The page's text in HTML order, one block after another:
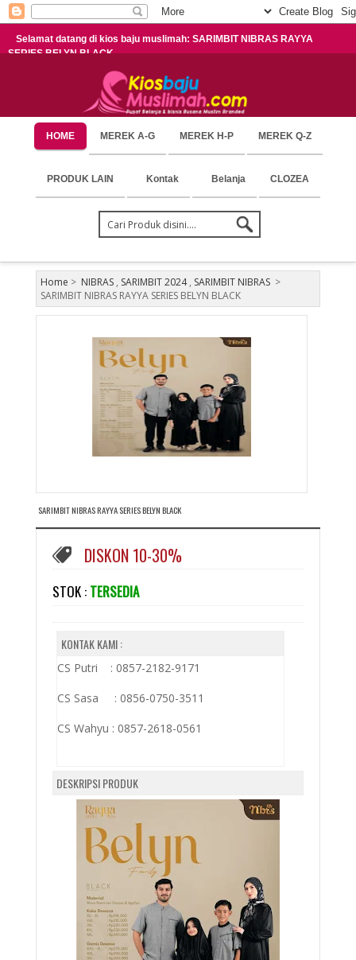
Selamat datang di kios baju muslimah: SARIMBIT NIBRAS RAYYA
SERIES BELYN BLACK
HOME MEREK A-G MEREK H-P MEREK Q-Z
PRODUK LAIN Kontak Belanja CLOZEA
Home > NIBRAS, SARIMBIT 2024, SARIMBIT NIBRAS >
SARIMBIT NIBRAS RAYYA SERIES BELYN BLACK
SARIMBIT NIBRAS RAYYA SERIES BELYN BLACK
DISKON 10-30%
STOK : TERSEDIA
KONTAK KAMI :
CS Putri : 0857-2182-9171
CS Sasa : 0856-0750-3511
CS Wahyu : 0857-2618-0561
DESKRIPSI PRODUK